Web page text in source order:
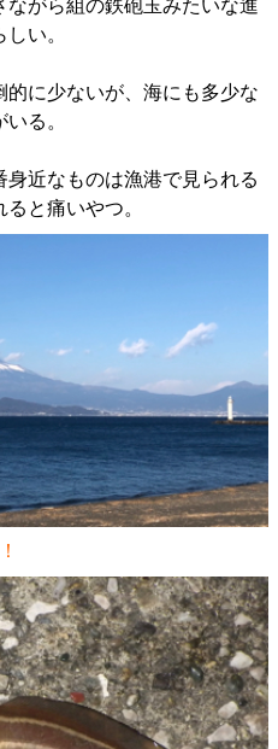
がら組の鉄砲玉みたいな進
い。
に少ないが、海にも多少な
る。
近なものは漁港で見られる
と痛いやつ。